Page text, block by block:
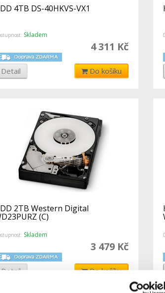
4TB DS-40HKVS-VX1
Skladem
4 311 Kč
Detail Do košíku
2TB Western Digital
(C)
Skladem
3 479 Kč
Detail Do košíku